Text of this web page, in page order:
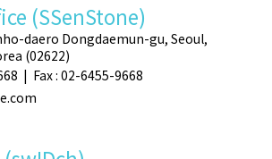
(SSenStone)
daero Dongdaemun-gu, Seoul,
(02622)
| Fax : 02-6455-9668